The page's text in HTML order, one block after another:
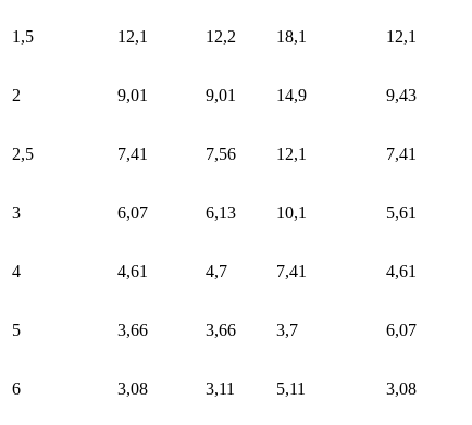
1,5 12,1 12,2 18,1 12,1
2 9,01 9,01 14,9 9,43
2,5 7,41 7,56 12,1 7,41
3 6,07 6,13 10,1 5,61
4 4,61 4,7 7,41 4,61
5 3,66 3,66 3,7 6,07
6 3,08 3,11 5,11 3,08